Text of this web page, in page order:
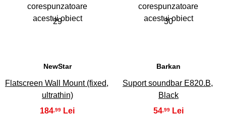
29
NewStar
Flatscreen Wall Mount (fixed,
ultrathin)
184 ,99
30
Barkan
Suport soundbar E820.B,
Black
54 ,99